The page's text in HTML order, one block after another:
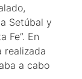
Setúbal y
Fe”. En
realizada
a cabo